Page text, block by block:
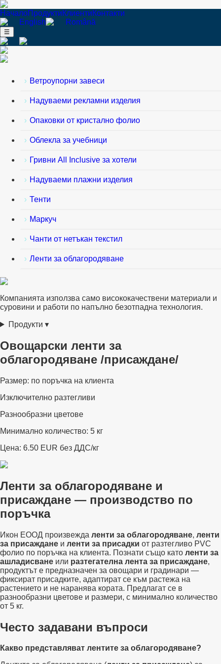
НачалоПродуктиКлиентиКонтакти
English
Română
☰
Ветроупорни завеси
Надуваеми рекламни изделия
Опаковки от кристално фолио
Облекла за учебници
Гривни All Inclusive за хотели
Надуваеми плажни изделия
Тенти
Маркуч
Чанти от нетъкан текстил
Ленти за облагородяване
Компанията използва само висококачествени материали и
суровини и работи по напълно безотпадна технология.
Продукти ▾
Овощарски ленти за
облагородяване /присаждане/
Размер: по поръчка на клиента
Изключително разтегливи
Разнообразни цветове
Минимално количество: 5 кг
Цена: 6.50 EUR без ДДС/кг
Ленти за облагородяване и
присаждане — производство по
поръчка
Икон ЕООД произвежда ленти за облагородяване, ленти
за присаждане и ленти за присадки от разтегливо PVC
фолио по поръчка на клиента. Познати също като ленти за
ашладисване или разтегателна лента за присаждане,
продуктът е предназначен за овощари и градинари —
фиксират присадките, адаптират се към растежа на
растението и не наранява кората. Предлагат се в
разнообразни цветове и размери, с минимално количество
от 5 кг.
Често задавани въпроси
Какво представляват лентите за облагородяване?